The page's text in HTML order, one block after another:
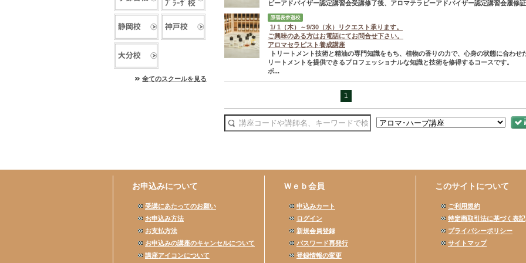
全てのスクールを見る
ピーアドバイザー認定講習会受講修了後、アロマテラピーアドバイザー認定講習会履修
1/ 1（木）～9/30（水）リクエスト承ります。
ご興味のある方はお電話にてお問合せ下さい。
アロマセラピスト養成講座
トリートメント技術と精油の専門知識をもち、植物の香りの力で、心身の状態に合わせ
リートメントを提供できるプロフェッショナルな知識と技術を修得するコースです。
ボ...
1
お申込みについて
受講にあたってのお願い
お申込み方法
お支払方法
お申込みの講座のキャンセルについて
講座アイコンについて
Ｗｅｂ会員
申込みカート
ログイン
新規会員登録
パスワード再発行
登録情報の変更
このサイトについて
ご利用規約
特定商取引法に基づく表記
プライバシーポリシー
サイトマップ